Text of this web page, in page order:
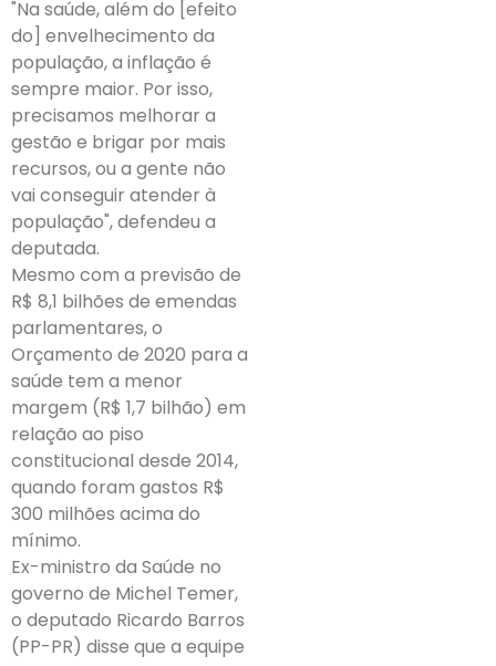
"Na saúde, além do [efeito
do] envelhecimento da
população, a inflação é
sempre maior. Por isso,
precisamos melhorar a
gestão e brigar por mais
recursos, ou a gente não
vai conseguir atender à
população", defendeu a
deputada.
Mesmo com a previsão de
R$ 8,1 bilhões de emendas
parlamentares, o
Orçamento de 2020 para a
saúde tem a menor
margem (R$ 1,7 bilhão) em
relação ao piso
constitucional desde 2014,
quando foram gastos R$
300 milhões acima do
mínimo.
Ex-ministro da Saúde no
governo de Michel Temer,
o deputado Ricardo Barros
(PP-PR) disse que a equipe